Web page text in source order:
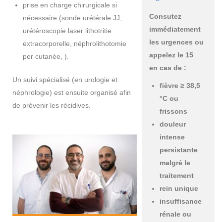
prise en charge chirurgicale si
nécessaire (sonde urétérale JJ,
urétéroscopie laser lithotritie
extracorporelle, néphrolithotomie
per cutanée, ).
Un suivi spécialisé (en urologie et
néphrologie) est ensuite organisé afin
de prévenir les récidives.
Consutez
immédiatement
les urgences ou
appelez le 15
en cas de :
fièvre ≥ 38,5
°C ou
frissons
douleur
intense
persistante
malgré le
traitement
rein unique
insuffisance
rénale ou